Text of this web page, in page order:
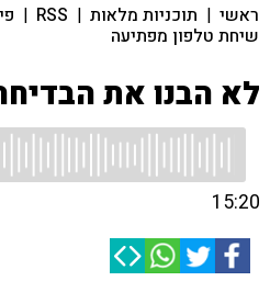
ראשי | תוכניות מלאות |
RSS
|
שיחת טלפון מפתיעה
לא הבנו את
15:20